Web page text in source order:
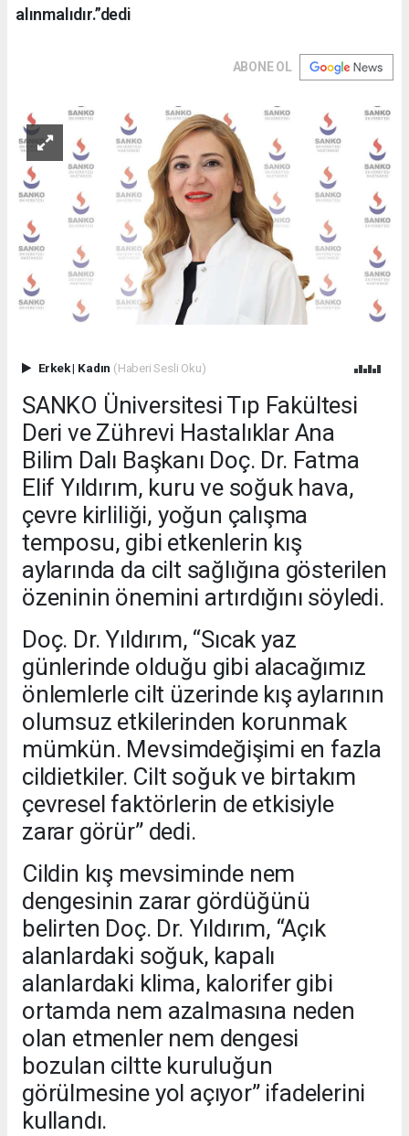
alınmalıdır.”dedi
ABONE OL
Erkek| Kadın (Haberi Sesli Oku)
SANKO Üniversitesi Tıp Fakültesi
Deri ve Zührevi Hastalıklar Ana
Bilim Dalı Başkanı Doç. Dr. Fatma
Elif Yıldırım, kuru ve soğuk hava,
çevre kirliliği, yoğun çalışma
temposu, gibi etkenlerin kış
aylarında da cilt sağlığına gösterilen
özeninin önemini artırdığını söyledi.
Doç. Dr. Yıldırım, “Sıcak yaz
günlerinde olduğu gibi alacağımız
önlemlerle cilt üzerinde kış aylarının
olumsuz etkilerinden korunmak
mümkün. Mevsimdeğişimi en fazla
cildietkiler. Cilt soğuk ve birtakım
çevresel faktörlerin de etkisiyle
zarar görür” dedi.
Cildin kış mevsiminde nem
dengesinin zarar gördüğünü
belirten Doç. Dr. Yıldırım, “Açık
alanlardaki soğuk, kapalı
alanlardaki klima, kalorifer gibi
ortamda nem azalmasına neden
olan etmenler nem dengesi
bozulan ciltte kuruluğun
görülmesine yol açıyor” ifadelerini
kullandı.